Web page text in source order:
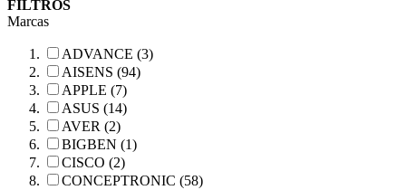
FILTROS
Marcas
ADVANCE (3)
AISENS (94)
APPLE (7)
ASUS (14)
AVER (2)
BIGBEN (1)
CISCO (2)
CONCEPTRONIC (58)